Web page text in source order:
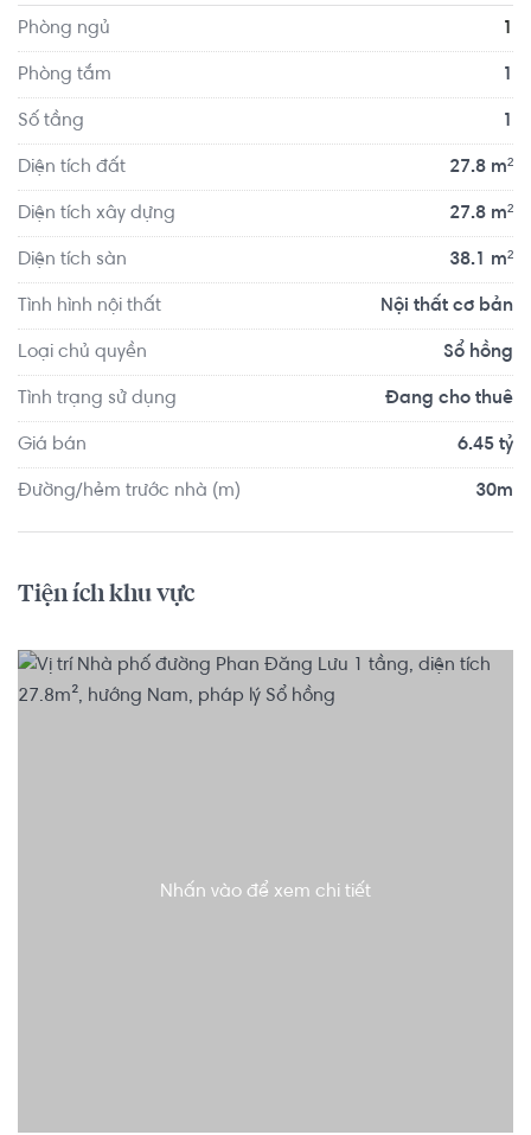
Bệnh viện quận Bình Thạnh, Trung Tâm Y Tế Quận 1...
Phòng ngủ 1
Phòng tắm 1
Số tầng 1
Diện tích đất 27.8 m²
Diện tích xây dựng 27.8 m²
Diện tích sàn 38.1 m²
Tình hình nội thất Nội thất cơ bản
Loại chủ quyền Sổ hồng
Tình trạng sử dụng Đang cho thuê
Giá bán 6.45 tỷ
Đường/hẻm trước nhà (m) 30m
Tiện ích khu vực
Nhấn vào để xem chi tiết